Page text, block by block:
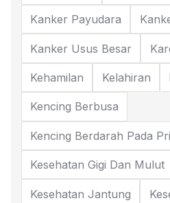
Kanker Payudara
Kanker Usus Besar
Kehamilan Kelahiran
Kencing Berbusa
Kencing Berdarah Pada
Kesehatan Gigi Dan Mulut
Kesehatan Jantung